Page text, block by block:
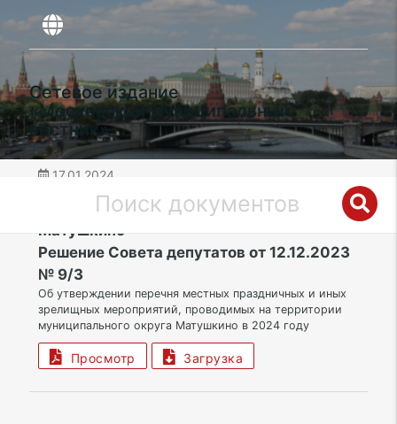
Сетевое издание
«Московский муниципальный
вестник»
17.01.2024
ЗелАО | Муниципальный округ
Матушкино
Решение Совета депутатов от 12.12.2023
№ 9/3
Об утверждении перечня местных праздничных и иных
зрелищных мероприятий, проводимых на территории
муниципального округа Матушкино в 2024 году
Просмотр Загрузка